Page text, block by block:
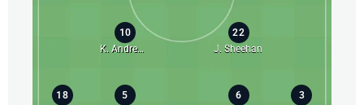
3
18
10
K. Andrews
6
5
22
J. Sheehan